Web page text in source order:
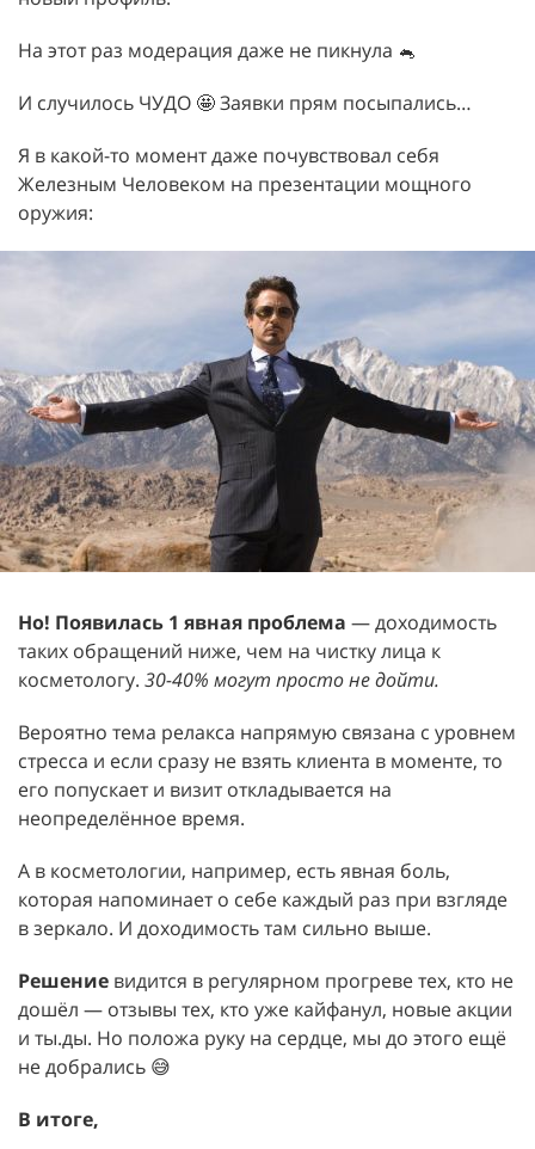
На этот раз модерация даже не пикнула 🐁
И случилось ЧУДО 🤩 Заявки прям посыпались…
Я в какой-то момент даже почувствовал себя
Железным Человеком на презентации мощного
оружия:
Но! Появилась 1 явная проблема — доходимость
таких обращений ниже, чем на чистку лица к
косметологу. 30-40% могут просто не дойти.
Вероятно тема релакса напрямую связана с уровнем
стресса и если сразу не взять клиента в моменте, то
его попускает и визит откладывается на
неопределённое время.
А в косметологии, например, есть явная боль,
которая напоминает о себе каждый раз при взгляде
в зеркало. И доходимость там сильно выше.
Решение видится в регулярном прогреве тех, кто не
дошёл — отзывы тех, кто уже кайфанул, новые акции
и ты.ды. Но положа руку на сердце, мы до этого ещё
не добрались 😅
В итоге,